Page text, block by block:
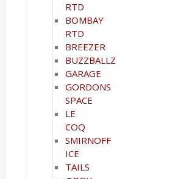
RTD
BOMBAY
RTD
BREEZER
BUZZBALLZ
GARAGE
GORDONS
SPACE
LE
COQ
SMIRNOFF
ICE
TAILS